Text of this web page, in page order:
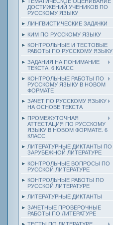
ДОСТИЖЕНИЙ УЧЕНИКОВ ПО
РУССКОМУ ЯЗЫКУ
ЛИНГВИСТИЧЕСКИЕ ЗАДАЧКИ
КИМ ПО РУССКОМУ ЯЗЫКУ
КОНТРОЛЬНЫЕ И ТЕСТОВЫЕ
РАБОТЫ ПО РУССКОМУ ЯЗЫКУ
ЗАДАНИЯ НА ПОНИМАНИЕ
ТЕКСТА. 6 КЛАСС
КОНТРОЛЬНЫЕ РАБОТЫ ПО
РУССКОМУ ЯЗЫКУ В НОВОМ
ФОРМАТЕ
ЗАЧЕТ ПО РУССКОМУ ЯЗЫКУ
НА ОСНОВЕ ТЕКСТА
ПРОМЕЖУТОЧНАЯ
АТТЕСТАЦИЯ ПО РУССКОМУ
ЯЗЫКУ В НОВОМ ФОРМАТЕ. 6
КЛАСС
ЛИТЕРАТУРНЫЕ ДИКТАНТЫ ПО
ЗАРУБЕЖНОЙ ЛИТЕРАТУРЕ
КОНТРОЛЬНЫЕ ВОПРОСЫ ПО
РУССКОЙ ЛИТЕРАТУРЕ
КОНТРОЛЬНЫЕ РАБОТЫ ПО
РУССКОЙ ЛИТЕРАТУРЕ
ЛИТЕРАТУРНЫЕ ДИКТАНТЫ
ЗАЧЕТНЫЕ ПРОВЕРОЧНЫЕ
РАБОТЫ ПО ЛИТЕРАТУРЕ